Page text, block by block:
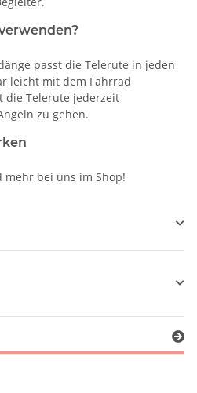
passt die Telerute in jeden
leicht mit dem Fahrrad
die Telerute jederzeit
zu gehen.
mehr bei uns im Shop!